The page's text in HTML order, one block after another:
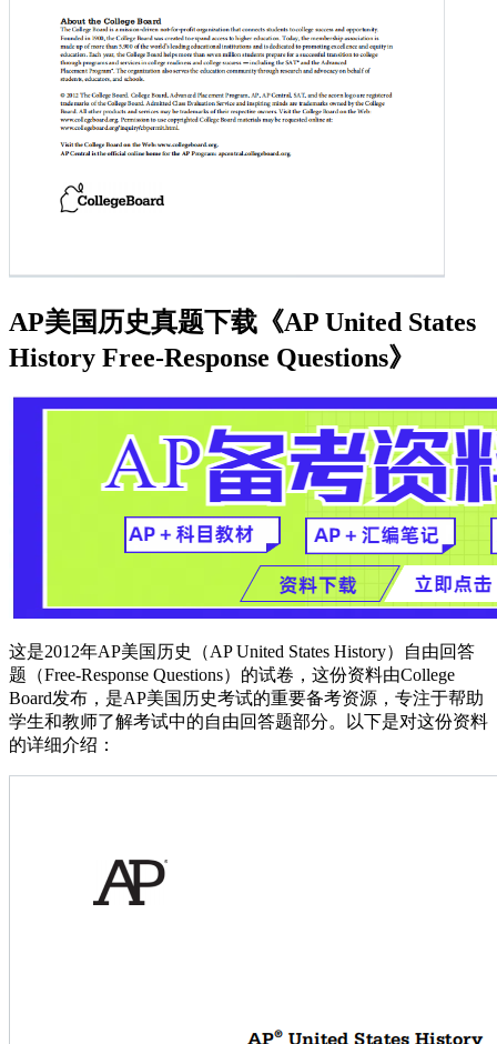
AP美国历史真题下载《AP United States
History Free-Response Questions》
这是2012年AP美国历史（AP United States History）自由回答
题（Free-Response Questions）的试卷，这份资料由College
Board发布，是AP美国历史考试的重要备考资源，专注于帮助
学生和教师了解考试中的自由回答题部分。以下是对这份资料
的详细介绍：